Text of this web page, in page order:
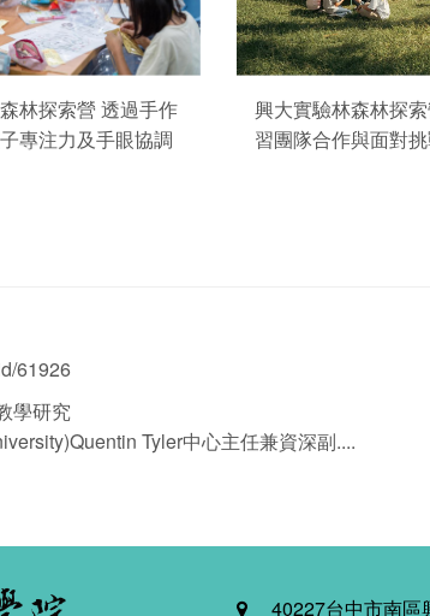
林探索營 透過手作
專注力及手眼協調
興大實驗林森林探
習團隊合作與面對
61926
學研究
Tyler中心主任兼資深副....
40227台中市南區